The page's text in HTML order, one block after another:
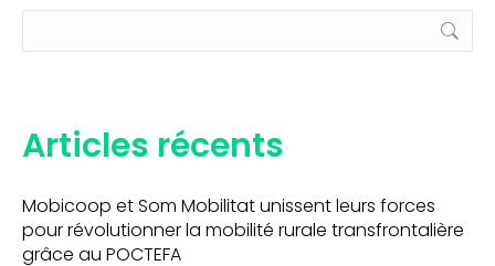
:
Articles récents
Mobicoop et Som Mobilitat unissent leurs forces
pour révolutionner la mobilité rurale transfrontalière
grâce au POCTEFA